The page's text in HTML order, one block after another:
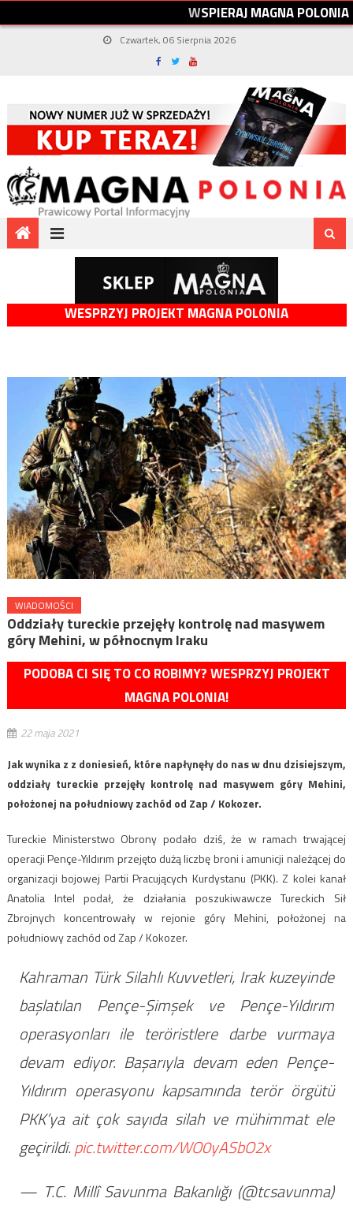
WSPIERAJMAGNAPOLONIA
Czwartek, 06 Sierpnia 2026
WESPRZYJ PROJEKT MAGNA POLONIA
WIADOMOŚCI
Oddziały tureckie przejęły kontrolę nad masywem
góry Mehini, w północnym Iraku
PODOBA CI SIĘ TO CO ROBIMY? WESPRZYJ PROJEKT
MAGNA POLONIA!
22 maja 2021
Jak wynika z z doniesień, które napłynęły do nas w dnu dzisiejszym,
oddziały tureckie przejęły kontrolę nad masywem góry Mehini,
położonej na południowy zachód od Zap / Kokozer.
Tureckie Ministerstwo Obrony podało dziś, że w ramach trwającej
operacji Pençe-Yıldırım przejęto dużą liczbę broni i amunicji należącej do
organizacji bojowej Partii Pracujących Kurdystanu (PKK). Z kolei kanał
Anatolia Intel podał, że działania poszukiwawcze Tureckich Sił
Zbrojnych koncentrowały w rejonie góry Mehini, położonej na
południowy zachód od Zap / Kokozer.
Kahraman Türk Silahlı Kuvvetleri, Irak kuzeyinde
başlatılan Pençe-Şimşek ve Pençe-Yıldırım
operasyonları ile teröristlere darbe vurmaya
devam ediyor. Başarıyla devam eden Pençe-
Yıldırım operasyonu kapsamında terör örgütü
PKK’ya ait çok sayıda silah ve mühimmat ele
geçirildi.pic.twitter.com/WO0yASbO2x
— T.C. Millî Savunma Bakanlığı (@tcsavunma)